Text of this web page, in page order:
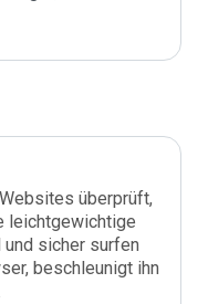
überprüft,
leichtgewichtige
sicher surfen
beschleunigt ihn